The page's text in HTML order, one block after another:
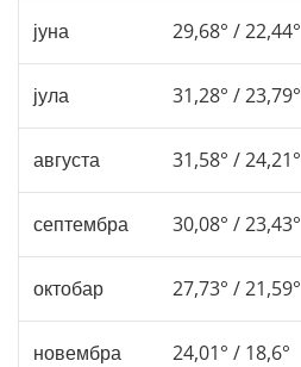
јуна 29,68° / 22,44°
јула 31,28° / 23,79°
августа 31,58° / 24,21°
септембра 30,08° / 23,43°
октобар 27,73° / 21,59°
новембра 24,01° / 18,6°